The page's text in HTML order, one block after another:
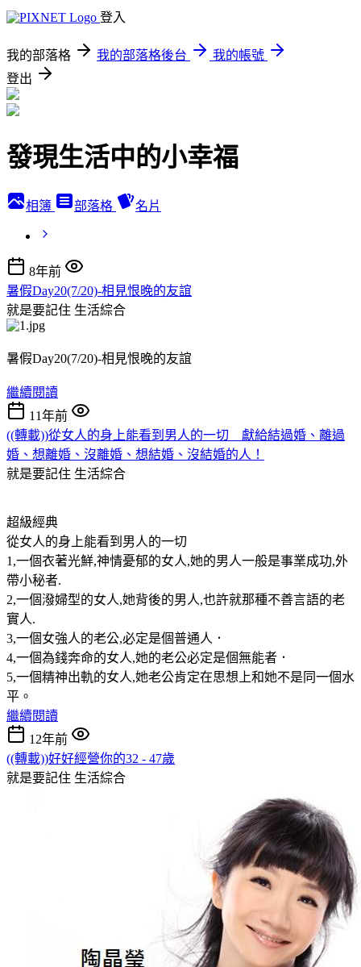
登入
我的部落格 我的部落格後台
我的帳號
登出
發現生活中的小幸福
相簿 部落格 名片
8年前
暑假Day20(7/20)-相見恨晚的友誼
就是要記住 生活綜合
暑假Day20(7/20)-相見恨晚的友誼
繼續閱讀
11年前
((轉載))從女人的身上能看到男人的一切 獻給結過婚、離過
婚、想離婚、沒離婚、想結婚、沒結婚的人！
就是要記住 生活綜合
超級經典
從女人的身上能看到男人的一切
1,一個衣著光鮮,神情憂郁的女人,她的男人一般是事業成功,外
帶小秘者.
2,一個潑婦型的女人,她背後的男人,也許就那種不善言語的老
實人.
3,一個女強人的老公,必定是個普通人．
4,一個為錢奔命的女人,她的老公必定是個無能者．
5,一個精神出軌的女人,她老公肯定在思想上和她不是同一個水
平。
繼續閱讀
12年前
((轉載))好好經營你的32 - 47歲
就是要記住 生活綜合